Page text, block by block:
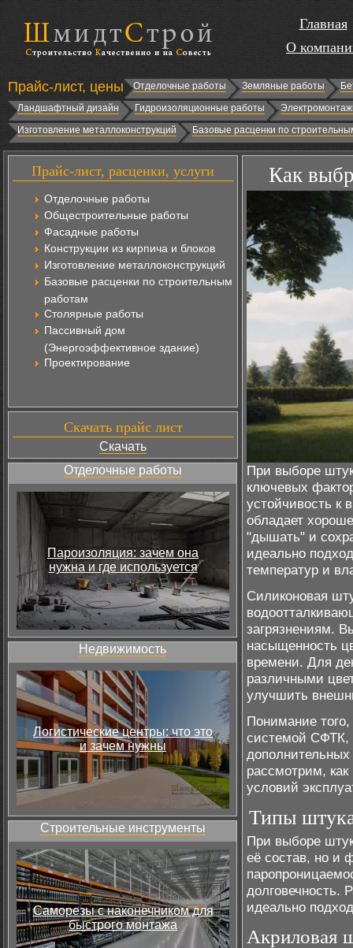
Главная
О
Прайс-лист, цены Отделочные работы Земляные работы
Ландшафтный дизайн
Гидроизоляционные работы
Изготовление металлоконструкций
Базовые расценки по
Прайс-лист, расценки, услуги
Отделочные работы
Общестроительные работы
Фасадные работы
Конструкции из кирпича и блоков
Изготовление металлоконструкций
Базовые расценки по строительным
работам
Столярные работы
Пассивный дом
(Энергоэффективное здание)
Проектирование
Скачать прайс лист
Скачать
Отделочные работы
Пароизоляция: зачем она
нужна и где используется
Недвижимость
Логистические центры: что это
и зачем нужны
Строительные инструменты
Саморезы с наконечником для
быстрого монтажа
Как
При выборе
ключевых
устойчивость к
обладает
"дышать" и
идеально
температур и
Силиконовая
загрязнениям.
насыщенность
времени. Для
различными
улучшить
Понимание
системой СФТК,
рассмотрим,
условий
Типы
При выборе
её состав, но и
долговечность.
идеально
Акриловая